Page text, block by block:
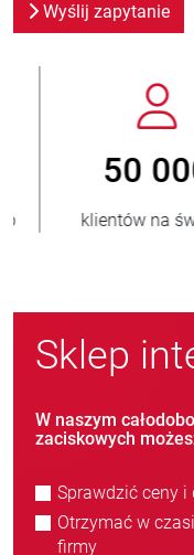
Wyślij zapytanie
800
nowych klientów/
Sklep
W naszym
zaciskowych
Sprawdzić ceny
Otrzymać w
firmy